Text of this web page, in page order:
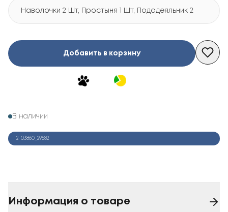
Наволочки 2 Шт, Простыня 1 Шт, Пододеяльник 2 Шт
Добавить в корзину
В наличии
2-03860_29582
Информация о товаре